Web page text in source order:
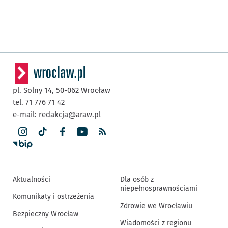
pl. Solny 14, 50-062 Wrocław
tel. 71 776 71 42
e-mail: redakcja@araw.pl
Aktualności
Komunikaty i ostrzeżenia
Bezpieczny Wrocław
Dla osób z
niepełnosprawnościami
Zdrowie we Wrocławiu
Wiadomości z regionu